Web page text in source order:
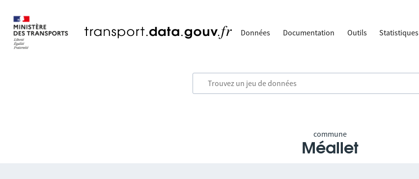
Données Documentation Outils Statistiques
commune
Méallet